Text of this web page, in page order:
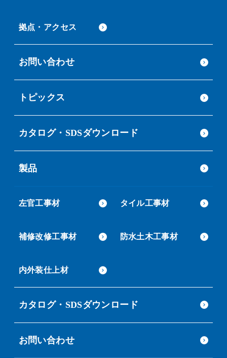
拠点・アクセス
お問い合わせ
トピックス
カタログ・SDSダウンロード
製品
左官工事材 タイル工事材
補修改修工事材 防水土木工事材
内外装仕上材
カタログ・SDSダウンロード
お問い合わせ